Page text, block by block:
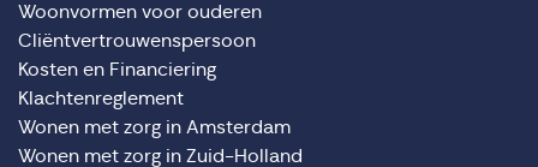
Woonvormen voor ouderen
Cliëntvertrouwenspersoon
Kosten en Financiering
Klachtenreglement
Wonen met zorg in Amsterdam
Wonen met zorg in Zuid-Holland